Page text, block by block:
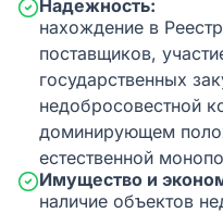
Надежность:
нахождение в
поставщиков,
государственных
недобросовестной
доминирующем
естественной
Имущество и
наличие объектов